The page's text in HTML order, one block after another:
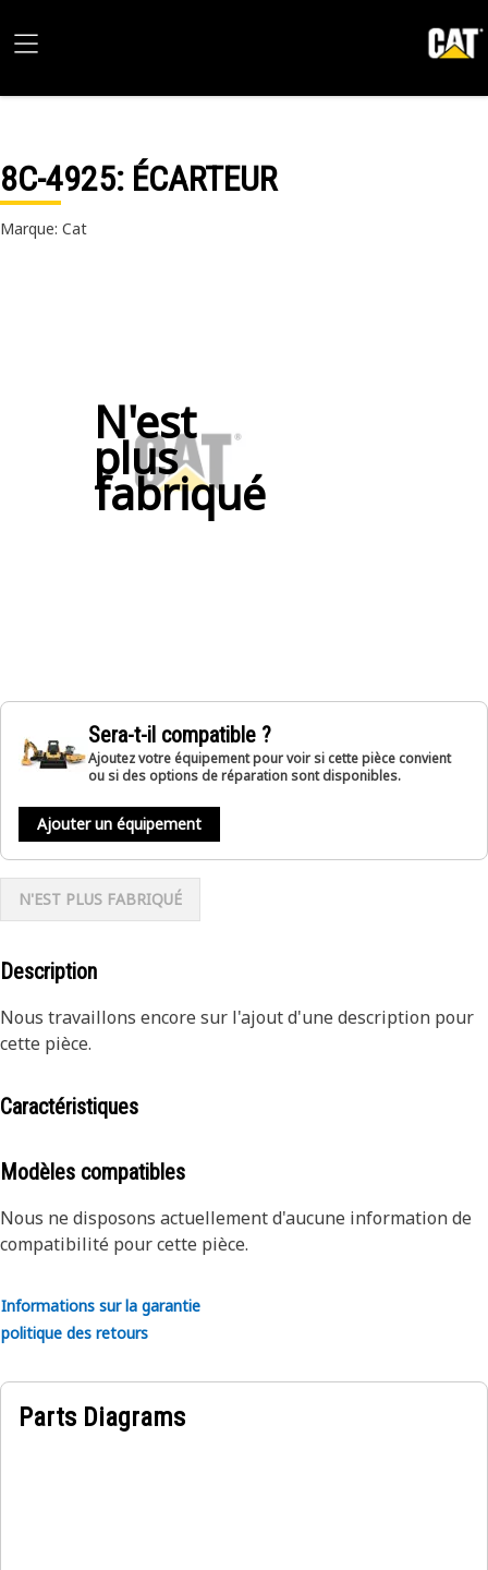
8C-4925: ÉCARTEUR
Marque: Cat
N'est
plus
fabriqué
Sera-t-il compatible ?
Ajoutez votre équipement pour voir si cette pièce convient
ou si des options de réparation sont disponibles.
Ajouter un équipement
N'EST PLUS FABRIQUÉ
Description
Nous travaillons encore sur l'ajout d'une description pour
cette pièce.
Caractéristiques
Modèles compatibles
Nous ne disposons actuellement d'aucune information de
compatibilité pour cette pièce.
Informations sur la garantie
politique des retours
Parts Diagrams